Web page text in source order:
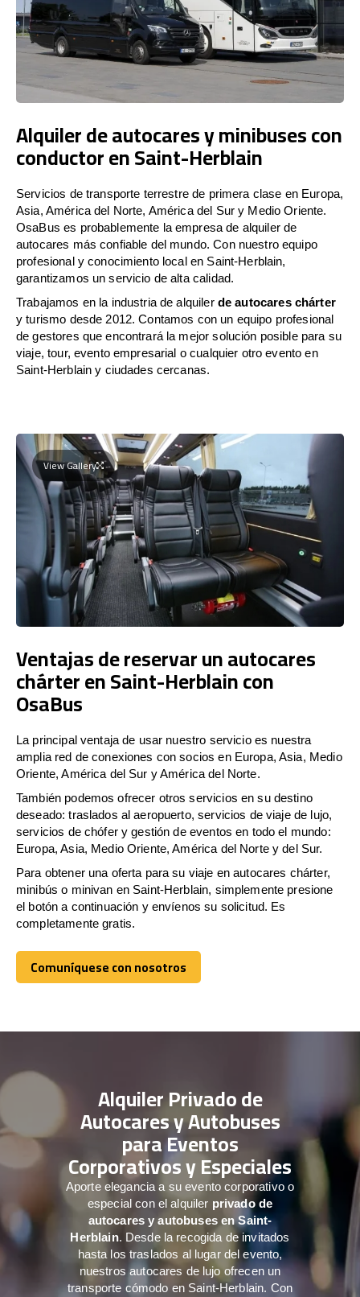
Alquiler de autocares y minibuses con
conductor en Saint-Herblain
Servicios de transporte terrestre de primera clase en Europa,
Asia, América del Norte, América del Sur y Medio Oriente.
OsaBus es probablemente la empresa de alquiler de
autocares más confiable del mundo. Con nuestro equipo
profesional y conocimiento local en Saint-Herblain,
garantizamos un servicio de alta calidad.
Trabajamos en la industria de alquiler de autocares chárter
y turismo desde 2012. Contamos con un equipo profesional
de gestores que encontrará la mejor solución posible para su
viaje, tour, evento empresarial o cualquier otro evento en
Saint-Herblain y ciudades cercanas.
View Gallery
Ventajas de reservar un autocares
chárter en Saint-Herblain con
OsaBus
La principal ventaja de usar nuestro servicio es nuestra
amplia red de conexiones con socios en Europa, Asia, Medio
Oriente, América del Sur y América del Norte.
También podemos ofrecer otros servicios en su destino
deseado: traslados al aeropuerto, servicios de viaje de lujo,
servicios de chófer y gestión de eventos en todo el mundo:
Europa, Asia, Medio Oriente, América del Norte y del Sur.
Para obtener una oferta para su viaje en autocares chárter,
minibús o minivan en Saint-Herblain, simplemente presione
el botón a continuación y envíenos su solicitud. Es
completamente gratis.
Comuníquese con nosotros
Comuníquese con nosotros
Alquiler Privado de
Autocares y Autobuses
para Eventos
Corporativos y Especiales
Aporte elegancia a su evento corporativo o
especial con el alquiler privado de
autocares y autobuses en Saint-
Herblain. Desde la recogida de invitados
hasta los traslados al lugar del evento,
nuestros autocares de lujo ofrecen un
transporte cómodo en Saint-Herblain. Con